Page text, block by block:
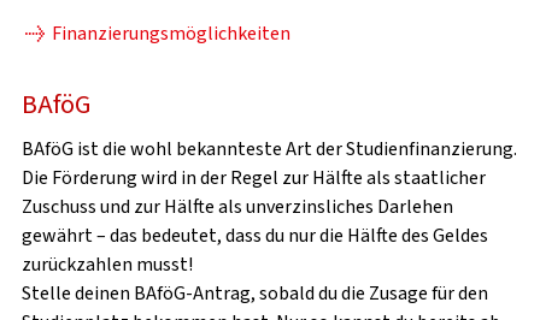
IM STUDIUM
Finanzierungsmöglichkeiten
BAföG
BAföG ist die wohl bekannteste Art der Studienfinanzierung.
Die Förderung wird in der Regel zur Hälfte als staatlicher
Zuschuss und zur Hälfte als unverzinsliches Darlehen
gewährt – das bedeutet, dass du nur die Hälfte des Geldes
zurückzahlen musst!
Stelle deinen BAföG-Antrag, sobald du die Zusage für den